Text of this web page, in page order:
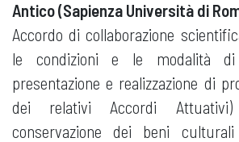
Antico (Sapienza Università di
Accordo di collaborazione
le condizioni e le modalità di
presentazione e realizzazione di
dei relativi Accordi
conservazione dei beni